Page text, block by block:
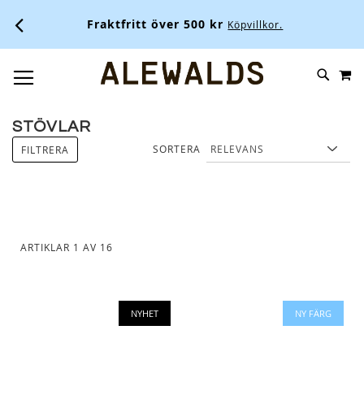
Fraktfritt över 500 kr Köpvillkor.
SKIP
STÖVLAR
ARTIKLAR 1 AV 16
SORTERA
NYHET NY FÄRG
FILTRERA